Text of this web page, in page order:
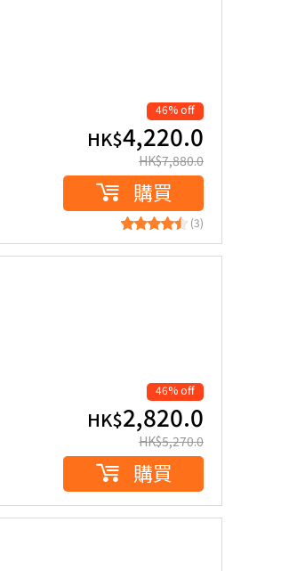
46% off
HK$4,220.0
HK$7,880.0
購買
(3)
46% off
HK$2,820.0
HK$5,270.0
購買